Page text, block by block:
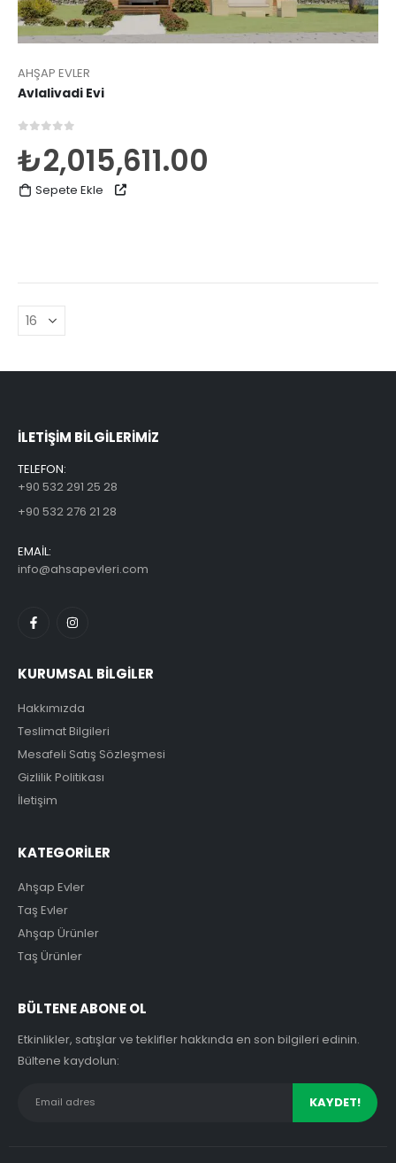
AHŞAP EVLER
Avlalivadi Evi
₺2,015,611.00
Sepete Ekle
ILETİŞİM BİLGİLERİMİZ
TELEFON:
+90 532 291 25 28
+90 532 276 21 28
EMAİL:
info@ahsapevleri.com
KURUMSAL BİLGİLER
Hakkımızda
Teslimat Bilgileri
Mesafeli Satış Sözleşmesi
Gizlilik Politikası
İletişim
KATEGORİLER
Ahşap Evler
Taş Evler
Ahşap Ürünler
Taş Ürünler
BÜLTENE ABONE OL
Etkinlikler, satışlar ve teklifler hakkında en son bilgileri edinin.
Bültene kaydolun: